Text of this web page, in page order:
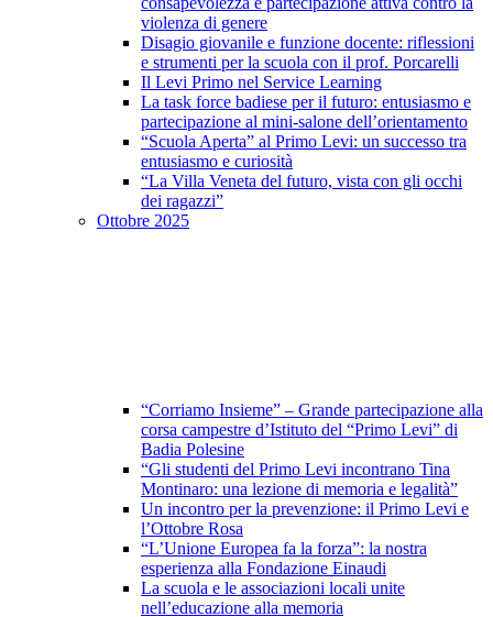
violenza di genere
Disagio giovanile e funzione docente: riflessioni
e strumenti per la scuola con il prof. Porcarelli
Il Levi Primo nel Service Learning
La task force badiese per il futuro: entusiasmo e
partecipazione al mini-salone dell’orientamento
“Scuola Aperta” al Primo Levi: un successo tra
entusiasmo e curiosità
“La Villa Veneta del futuro, vista con gli occhi
dei ragazzi”
Ottobre 2025
“Corriamo Insieme” – Grande partecipazione alla
corsa campestre d’Istituto del “Primo Levi” di
Badia Polesine
“Gli studenti del Primo Levi incontrano Tina
Montinaro: una lezione di memoria e legalità”
Un incontro per la prevenzione: il Primo Levi e
l’Ottobre Rosa
“L’Unione Europea fa la forza”: la nostra
esperienza alla Fondazione Einaudi
La scuola e le associazioni locali unite
nell’educazione alla memoria